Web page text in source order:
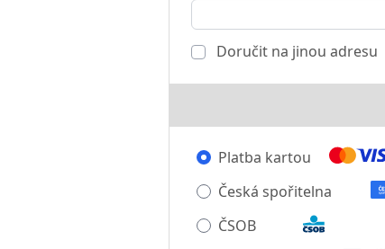
Doručit na jinou adresu
Platba kartou
Česká spořitelna
ČSOB